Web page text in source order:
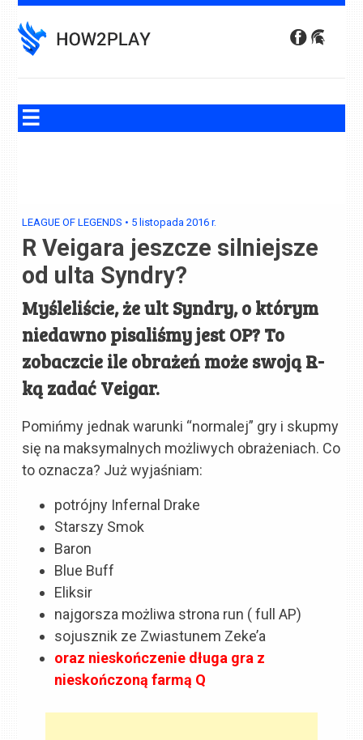
to
content
LEAGUE OF LEGENDS • 5 listopada 2016 r.
R Veigara jeszcze silniejsze
od ulta Syndry?
Myśleliście, że ult Syndry, o którym
niedawno pisaliśmy jest OP? To
zobaczcie ile obrażeń może swoją R-
ką zadać Veigar.
Pomińmy jednak warunki “normalej” gry i skupmy
się na maksymalnych możliwych obrażeniach. Co
to oznacza? Już wyjaśniam:
potrójny Infernal Drake
Starszy Smok
Baron
Blue Buff
Eliksir
najgorsza możliwa strona run ( full AP)
sojusznik ze Zwiastunem Zeke’a
oraz nieskończenie długa gra z
nieskończoną farmą Q